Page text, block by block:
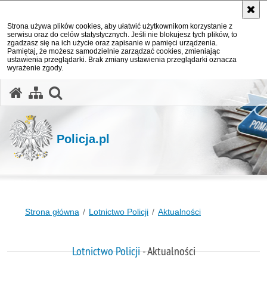
Strona używa plików cookies, aby ułatwić użytkownikom korzystanie z
serwisu oraz do celów statystycznych. Jeśli nie blokujesz tych plików, to
zgadzasz się na ich użycie oraz zapisanie w pamięci urządzenia.
Pamiętaj, że możesz samodzielnie zarządzać cookies, zmieniając
ustawienia przeglądarki. Brak zmiany ustawienia przeglądarki oznacza
wyrażenie zgody.
Policja.pl
Strona główna Lotnictwo Policji Aktualności
Lotnictwo Policji- Aktualności